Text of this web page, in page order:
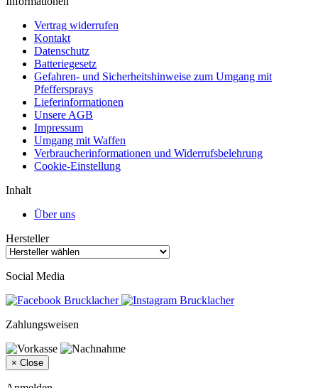
Vertrag widerrufen
Kontakt
Datenschutz
Batteriegesetz
Gefahren- und Sicherheitshinweise zum Umgang mit
Pfeffersprays
Lieferinformationen
Unsere AGB
Impressum
Umgang mit Waffen
Verbraucherinformationen und Widerrufsbelehrung
Cookie-Einstellung
Inhalt
Über uns
Hersteller
Social Media
Zahlungsweisen
× Close